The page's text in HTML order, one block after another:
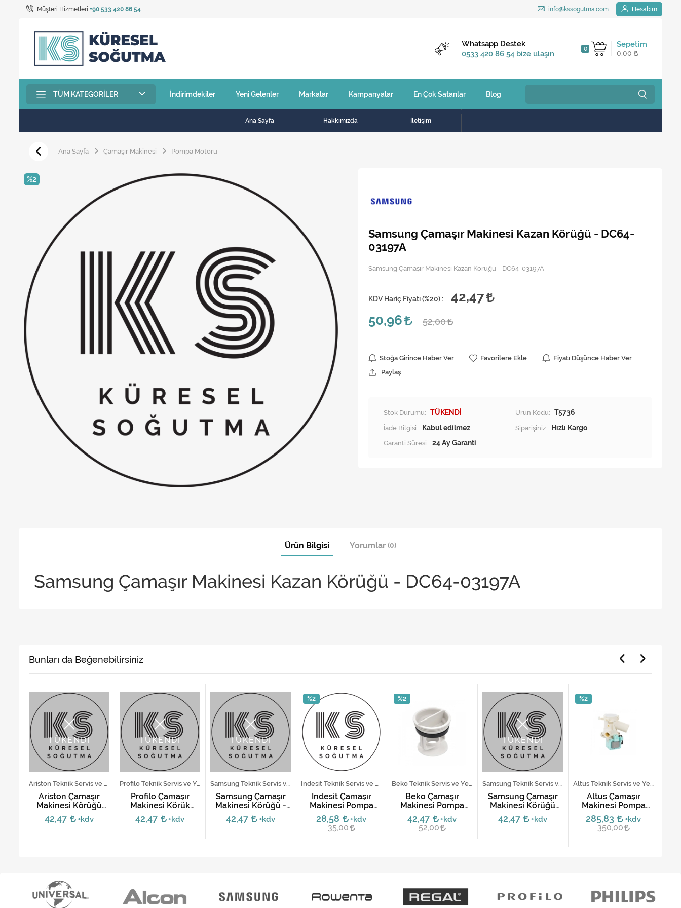
Müşteri Hizmetleri +90 533 420 86 54 info@kssogutma.com Hesabım
Sepetim
0
0,00
Kargo Bedava
2.500 TL ve üzeri
Whatsapp Destek
0533 420 86 54 bize ulaşın
TÜM KATEGORILER İndirimdekiler Yeni Gelenler Markalar Kampanyalar En Çok Satanlar Blog
Ana Sayfa Hakkımızda İletişim
Ana Sayfa Çamaşır Makinesi Pompa Motoru
%2
Samsung Çamaşır Makinesi Kazan Körüğü - DC64-
03197A
Samsung Çamaşır Makinesi Kazan Körüğü - DC64-03197A
KDV Hariç Fiyatı (%20) :
42,47
50,96
52,00
Stoğa Girince Haber Ver Favorilere Ekle
Fiyatı Düşünce Haber Ver
Paylaş
Stok Durumu: TÜKENDİ Ürün Kodu: T5736
İade Bilgisi:
Siparişiniz:
Hızlı Kargo
Garanti Süresi: 24 Ay Garanti
Ürün Bilgisi Yorumlar (0)
Samsung Çamaşır Makinesi Kazan Körüğü - DC64-03197A
Bunları da Beğenebilirsiniz
TÜKENDİ
Ariston Teknik Servis ve Yedek Parça Hizmetleri
Ariston Çamaşır
Makinesi Körüğü
C00287764,144002798
42,47 +kdv
TÜKENDİ
Profilo Teknik Servis ve Yedek Parça Hizmetleri
Profilo Çamaşır
Makinesi Körük
Lastiği - 00660837
42,47 +kdv
TÜKENDİ
Samsung Teknik Servis ve Yedek Parça Hizmetleri
Samsung Çamaşır
Makinesi Körüğü -
DC64-03235
42,47 +kdv
%2
Indesit Teknik Servis ve Yedek Parça Hizmetleri
İndesit Çamaşır
Makinesi Pompa
Kapağı
28,58 +kdv
35,00
%2
Beko Teknik Servis ve Yedek Parça Hizmetleri
Beko Çamaşır
Makinesi Pompa
Motoru Kapağı
42,47 +kdv
52,00
TÜKENDİ
Samsung Teknik Servis ve Yedek Parça Hizmetleri
Samsung Çamaşır
Makinesi Körüğü
DC64-00922
42,47 +kdv
%2
Altus Teknik Servis ve Yedek Parça Hizmetleri
Altus Çamaşır
Makinesi Pompa
Motoru
285,83 +kdv
350,00